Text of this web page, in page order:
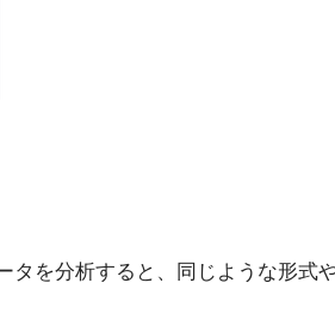
を分析すると、同じような形式